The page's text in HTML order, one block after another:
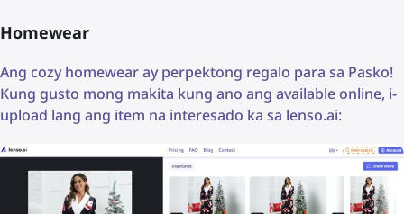
Homewear
Ang cozy homewear ay perpektong regalo para sa Pasko!
Kung gusto mong makita kung ano ang available online, i-
upload lang ang item na interesado ka sa lenso.ai: